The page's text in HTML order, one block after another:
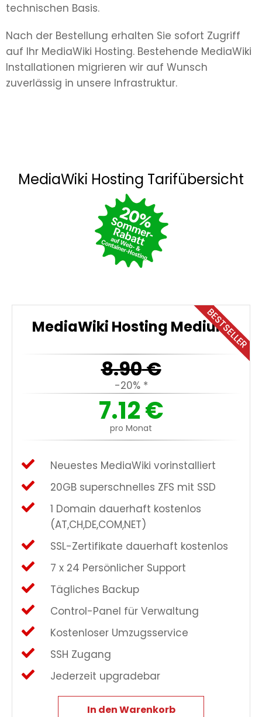
technischen Basis.
Nach der Bestellung erhalten Sie sofort Zugriff
auf Ihr MediaWiki Hosting. Bestehende MediaWiki
Installationen migrieren wir auf Wunsch
zuverlässig in unsere Infrastruktur.
MediaWiki Hosting Tarifübersicht
BESTSELLER
MediaWiki Hosting Medium
8.90€
-20% *
7.12€
pro Monat
Neuestes MediaWiki vorinstalliert
20GB superschnelles ZFS mit SSD
1 Domain dauerhaft kostenlos
(AT,CH,DE,COM,NET)
SSL-Zertifikate dauerhaft kostenlos
7 x 24 Persönlicher Support
Tägliches Backup
Control-Panel für Verwaltung
Kostenloser Umzugsservice
SSH Zugang
Jederzeit upgradebar
In den Warenkorb